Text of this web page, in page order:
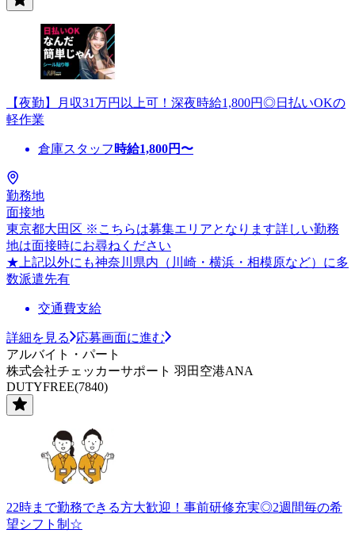
【夜勤】月収31万円以上可！深夜時給1,800円◎日払いOKの
軽作業
倉庫スタッフ 時給1,800円〜
勤務地
面接地
東京都大田区 ※こちらは募集エリアとなります詳しい勤務
地は面接時にお尋ねください
★上記以外にも神奈川県内（川崎・横浜・相模原など）に多
数派遣先有
交通費支給
詳細を見る
応募画面に進む
アルバイト・パート
株式会社チェッカーサポート 羽田空港ANA
DUTYFREE(7840)
22時まで勤務できる方大歓迎！事前研修充実◎2週間毎の希
望シフト制☆